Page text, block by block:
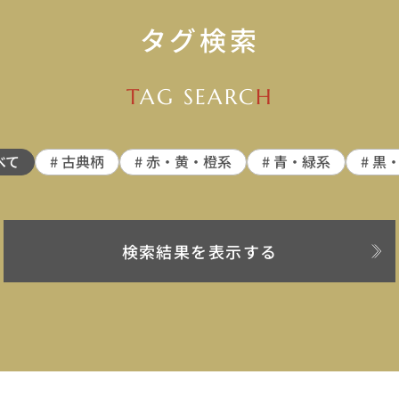
タグ検索
TAG SEARCH
て # 古典柄 # 赤・黄・橙系 # 青・緑系 # 黒
検索結果を表示する